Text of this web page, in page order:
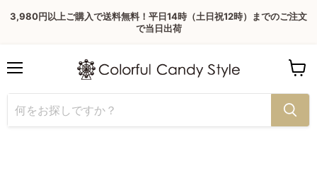
3,980円以上ご購入で送料無料！平日14時（土日祝12時）までのご注文
で当日出荷
cart